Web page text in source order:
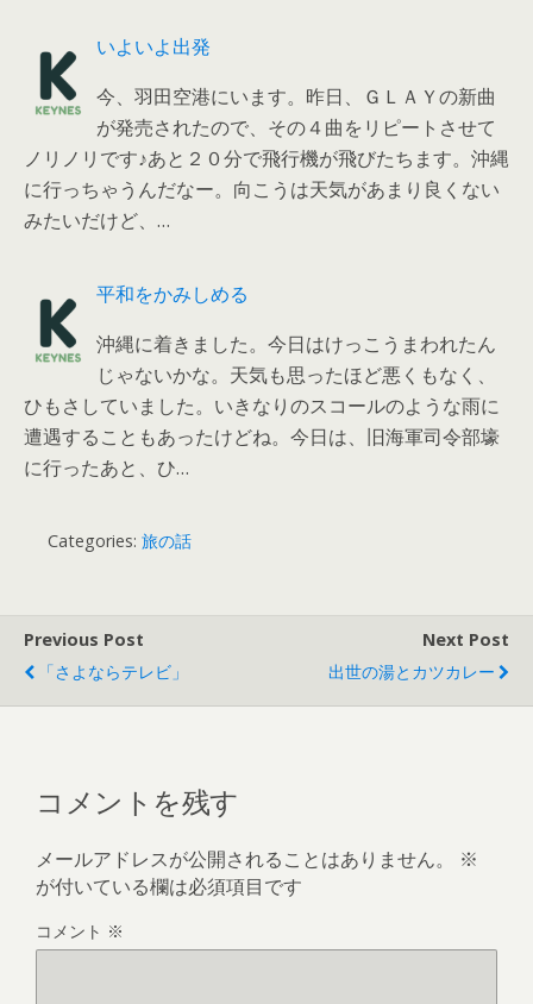
いよいよ出発
今、羽田空港にいます。昨日、ＧＬＡＹの新曲
が発売されたので、その４曲をリピートさせて
ノリノリです♪あと２０分で飛行機が飛びたちます。沖縄
に行っちゃうんだなー。向こうは天気があまり良くない
みたいだけど、…
平和をかみしめる
沖縄に着きました。今日はけっこうまわれたん
じゃないかな。天気も思ったほど悪くもなく、
ひもさしていました。いきなりのスコールのような雨に
遭遇することもあったけどね。今日は、旧海軍司令部壕
に行ったあと、ひ…
Categories: 旅の話
Previous Post
「さよならテレビ」
Next Post
出世の湯とカツカレー
コメントを残す
メールアドレスが公開されることはありません。
※
が付いている欄は必須項目です
コメント ※